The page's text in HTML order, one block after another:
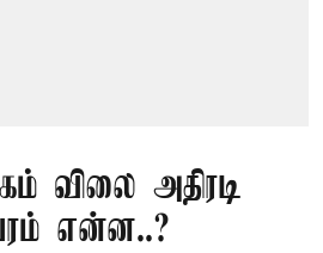
விலை அதிரடி
என்ன..?